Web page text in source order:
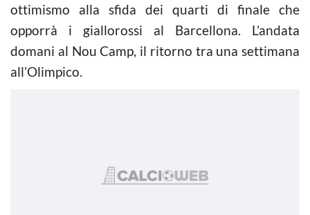
ottimismo alla sfida dei quarti di finale che
opporrà i giallorossi al Barcellona. L’andata
domani al Nou Camp, il ritorno tra una settimana
all’Olimpico.